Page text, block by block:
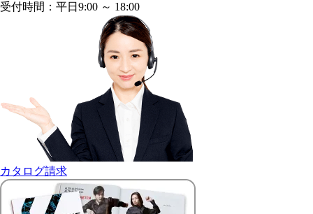
受付時間：平日9:00 ～ 18:00
カタログ請求